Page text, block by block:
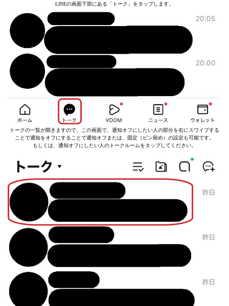
LINEの画面下部にある「トーク」をタップします。
トークの一覧が開きますので、この画面で、通知オフにしたい人の部分を右にスワイプする
ことで通知をオフにすることで通知オフまたは、固定（ピン留め）の設定も可能です。
もしくは、通知オフにしたい人のトークルームをタップしてください。